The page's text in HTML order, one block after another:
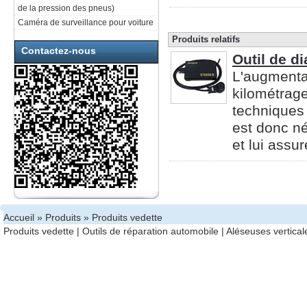
de la pression des pneus)
Caméra de surveillance pour voiture
Contactez-nous
Produits relatifs
Outil de
est donc
et lui
Accueil » Produits » Produits vedette
Produits vedette | Outils de réparation automobile | Aléseuses